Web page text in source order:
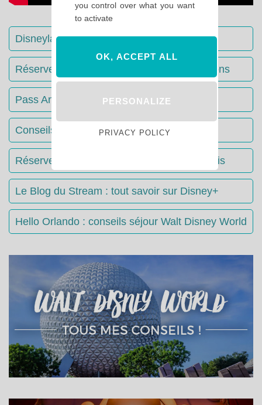
Disneyland Paris : Le guide complet
Réserver votre séjour : toutes les informations
Pass Annuels Disney : informations
Conseils & Astuces Disneyland Paris
Réserver votre restaurant à Disneyland Paris
Le Blog du Stream : tout savoir sur Disney+
Hello Orlando : conseils séjour Walt Disney World
you control over what you want
to activate
OK, ACCEPT ALL
PERSONALIZE
PRIVACY POLICY